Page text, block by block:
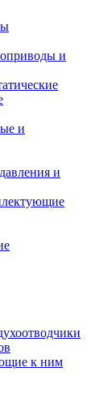
и
и
и
к ним